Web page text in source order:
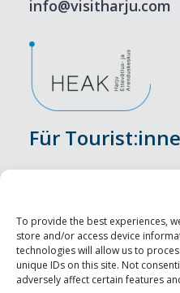
To provide the best experiences,
store and/or access device
technologies will allow us to
unique IDs on this site. Not
adversely affect certain features
info@visitharju.com
Für
Unterkunft
Genusserlebnisse
Sehenswürdigkeiten